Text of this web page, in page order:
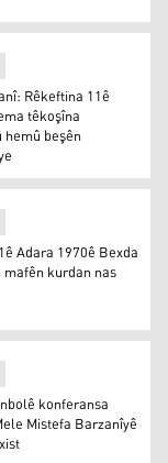
destkeftineke
têkoşîna
Rêkeftina 11ê
têkoşîna
beşên
kir ku mafên
Adara 1970ê Bexda
kurdan nas
konferansa
Mistefa Barzanîyê